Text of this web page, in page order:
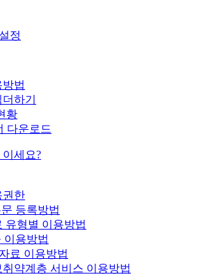
정
방법
하기
황
다운로드
이세요?
권한
등록방법
유형별 이용방법
이용방법
료 이용방법
취약계층 서비스 이용방법